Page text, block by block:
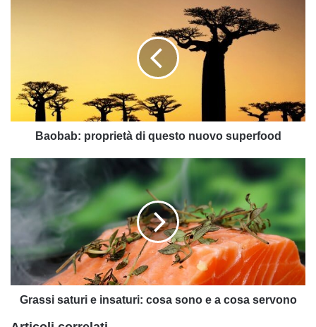
Baobab: proprietà di questo nuovo superfood
Grassi
saturi
insaturi:
e
cosa
servono
Grassi saturi e insaturi: cosa sono e a cosa servono